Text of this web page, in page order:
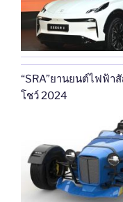
“SRA”ยานยนต์ไฟฟ้า
โชว์ 2024